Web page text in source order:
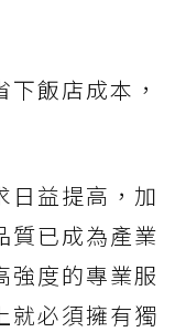
飯店成本，
日益提高，加
質已成為產業
強度的專業服
就必須擁有獨